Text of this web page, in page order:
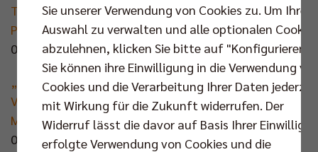
Trikot vergessen – Zuschauer hilft Volleyballer beim
Pokalfinale aus
04.03.2025 | spiegel.de
„Das ist unbegreiflich und macht einfach wütend“:
Volleyball-Welt geschockt nach Pokalfinale in
Mannheim
03.03.2025 | Der Tagesspiegel
Sie unserer Verwendung von Cookies zu. Um Ihre
Auswahl zu verwalten und alle optionalen Cookies
abzulehnen, klicken Sie bitte auf "Konfigurieren".
Sie können ihre Einwilligung in die Verwendung
Cookies und die Verarbeitung Ihrer Daten
mit Wirkung für die Zukunft widerrufen. Der
Widerruf lässt die davor auf Basis Ihrer
erfolgte Verwendung von Cookies und die